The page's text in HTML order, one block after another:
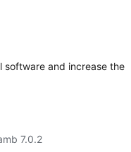
software and increase the
7.0.2